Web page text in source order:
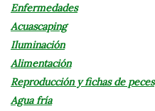
Enfermedades
Acuascaping
Iluminación
Alimentación
Reproducción y fichas de peces
Agua fría